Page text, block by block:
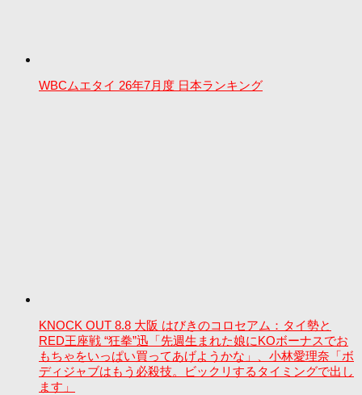
WBCムエタイ 26年7月度 日本ランキング
KNOCK OUT 8.8 大阪 はびきのコロセアム：タイ勢と
RED王座戦 “狂拳”迅「先週生まれた娘にKOボーナスでお
もちゃをいっぱい買ってあげようかな」、小林愛理奈「ボ
ディジャブはもう必殺技。ビックリするタイミングで出し
ます」